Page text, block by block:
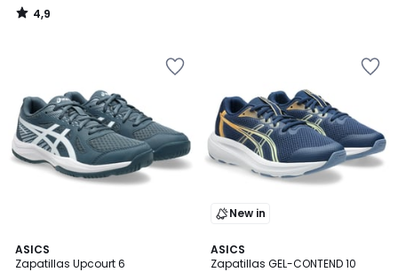
4,9
/
ASICS
Zapatillas Upcourt 6
4,8
/ 5
New in
ASICS
Zapatillas GEL-CONTEND 10